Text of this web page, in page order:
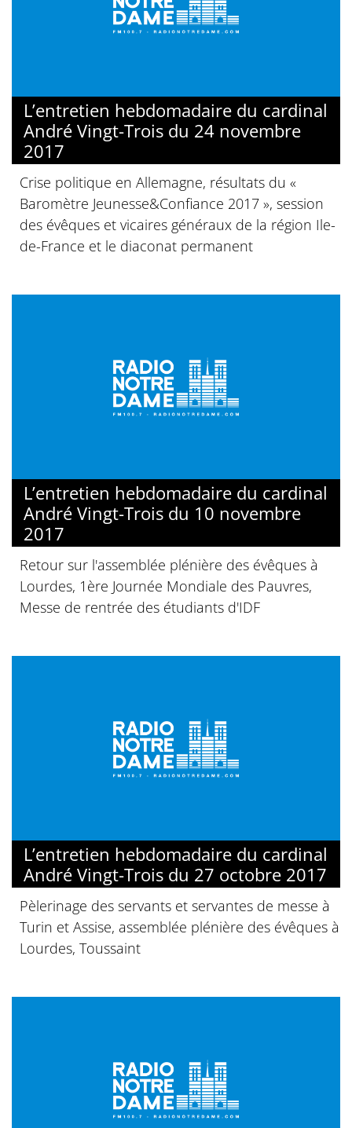
L’entretien hebdomadaire du cardinal
André Vingt-Trois du 24 novembre
2017
Crise politique en Allemagne, résultats du «
Baromètre Jeunesse&Confiance 2017 », session
des évêques et vicaires généraux de la région Ile-
de-France et le diaconat permanent
L’entretien hebdomadaire du cardinal
André Vingt-Trois du 10 novembre
2017
Retour sur l'assemblée plénière des évêques à
Lourdes, 1ère Journée Mondiale des Pauvres,
Messe de rentrée des étudiants d'IDF
L’entretien hebdomadaire du cardinal
André Vingt-Trois du 27 octobre 2017
Pèlerinage des servants et servantes de messe à
Turin et Assise, assemblée plénière des évêques à
Lourdes, Toussaint